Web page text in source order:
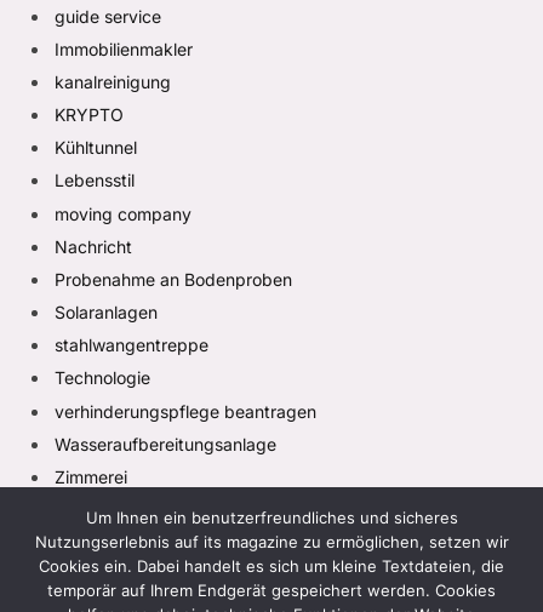
guide service
Immobilienmakler
kanalreinigung
KRYPTO
Kühltunnel
Lebensstil
moving company
Nachricht
Probenahme an Bodenproben
Solaranlagen
stahlwangentreppe
Technologie
verhinderungspflege beantragen
Wasseraufbereitungsanlage
Zimmerei
Um Ihnen ein benutzerfreundliches und sicheres
Nutzungserlebnis auf its magazine zu ermöglichen, setzen wir
Cookies ein. Dabei handelt es sich um kleine Textdateien, die
temporär auf Ihrem Endgerät gespeichert werden. Cookies